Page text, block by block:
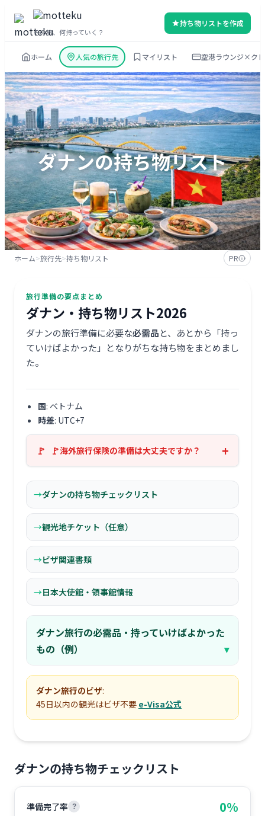
を
キ
ッ
プ
その旅、何持っていく？
持ち物リストを作成
ホーム 人気の旅行先 マイリスト 空港ラウンジ×ク
ダナンの持ち物リスト
ホーム>旅行先>持ち物リスト PR
旅行準備の要点まとめ
ダナン・持ち物リスト2026
ダナンの旅行準備に必要な必需品と、あとから「持っ
ていけばよかった」となりがちな持ち物をまとめまし
た。
国: ベトナム
時差: UTC+7
海外旅行保険の準備は大丈夫ですか？
ダナンの持ち物チェックリスト
観光地チケット（任意）
ビザ関連書類
日本大使館・領事館情報
ダナン旅行の必需品・持っていけばよかった
もの（例）
ダナン旅行のビザ:
45日以内の観光はビザ不要 e-Visa公式
ダナンの持ち物チェックリスト
準備完了率 ? 0%